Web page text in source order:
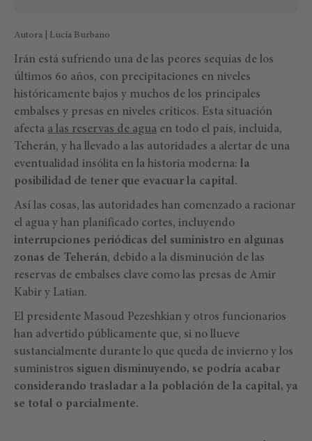
Autora | Lucía Burbano
Irán está sufriendo una de las peores sequías de los
últimos 60 años, con precipitaciones en niveles
históricamente bajos y muchos de los principales
embalses y presas en niveles críticos. Esta situación
afecta a las reservas de agua en todo el país, incluida,
Teherán, y ha llevado a las autoridades a alertar de una
eventualidad insólita en la historia moderna: la
posibilidad de tener que evacuar la capital.
Así las cosas, las autoridades han comenzado a racionar
el agua y han planificado cortes, incluyendo
interrupciones periódicas del suministro en algunas
zonas de Teherán, debido a la disminución de las
reservas de embalses clave como las presas de Amir
Kabir y Latian.
El presidente Masoud Pezeshkian y otros funcionarios
han advertido públicamente que, si no llueve
sustancialmente durante lo que queda de invierno y los
suministros siguen disminuyendo, se podría acabar
considerando trasladar a la población de la capital, ya
se total o parcialmente.